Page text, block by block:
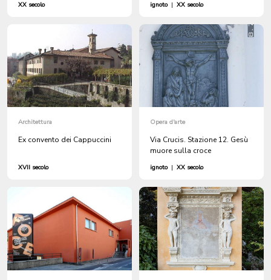
XX secolo ignoto | XX secolo
Architettura
Ex convento dei Cappuccini
XVII secolo
Opera d'arte
Via Crucis. Stazione 12. Gesù
muore sulla croce
ignoto | XX secolo